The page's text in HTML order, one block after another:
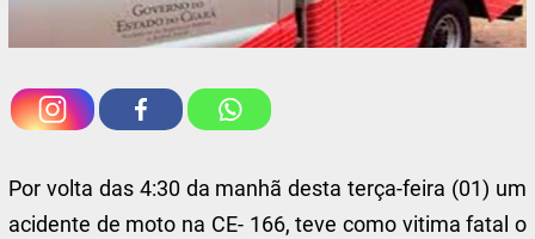
Por volta das 4:30 da manhã desta terça-feira (01) um
acidente de moto na CE- 166, teve como vitima fatal o